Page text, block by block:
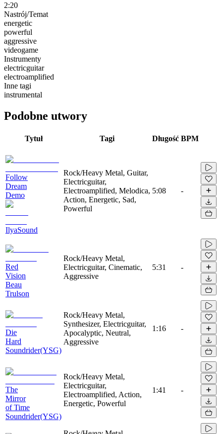
2:20
Nastrój/Temat
energetic
powerful
aggressive
videogame
Instrumenty
electricguitar
electroamplified
Inne tagi
instrumental
Podobne utwory
Tytuł Tagi Długość BPM
Follow
Dream
Demo
IlyaSound
Rock/Heavy Metal, Guitar,
Electricguitar,
Electroamplified, Melodica,
Action, Energetic, Sad,
Powerful
5:08 -
Red
Vision
Beau
Trulson
Rock/Heavy Metal,
Electricguitar, Cinematic,
Aggressive
5:31 -
Die
Hard
Soundrider(YSG)
Rock/Heavy Metal,
Synthesizer, Electricguitar,
Apocalyptic, Neutral,
Aggressive
1:16 -
The
Mirror
of Time
Soundrider(YSG)
Rock/Heavy Metal,
Electricguitar,
Electroamplified, Action,
Energetic, Powerful
1:41 -